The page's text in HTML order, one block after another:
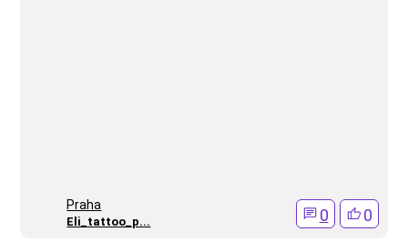
Praha
Eli_tattoo_p... 0 0